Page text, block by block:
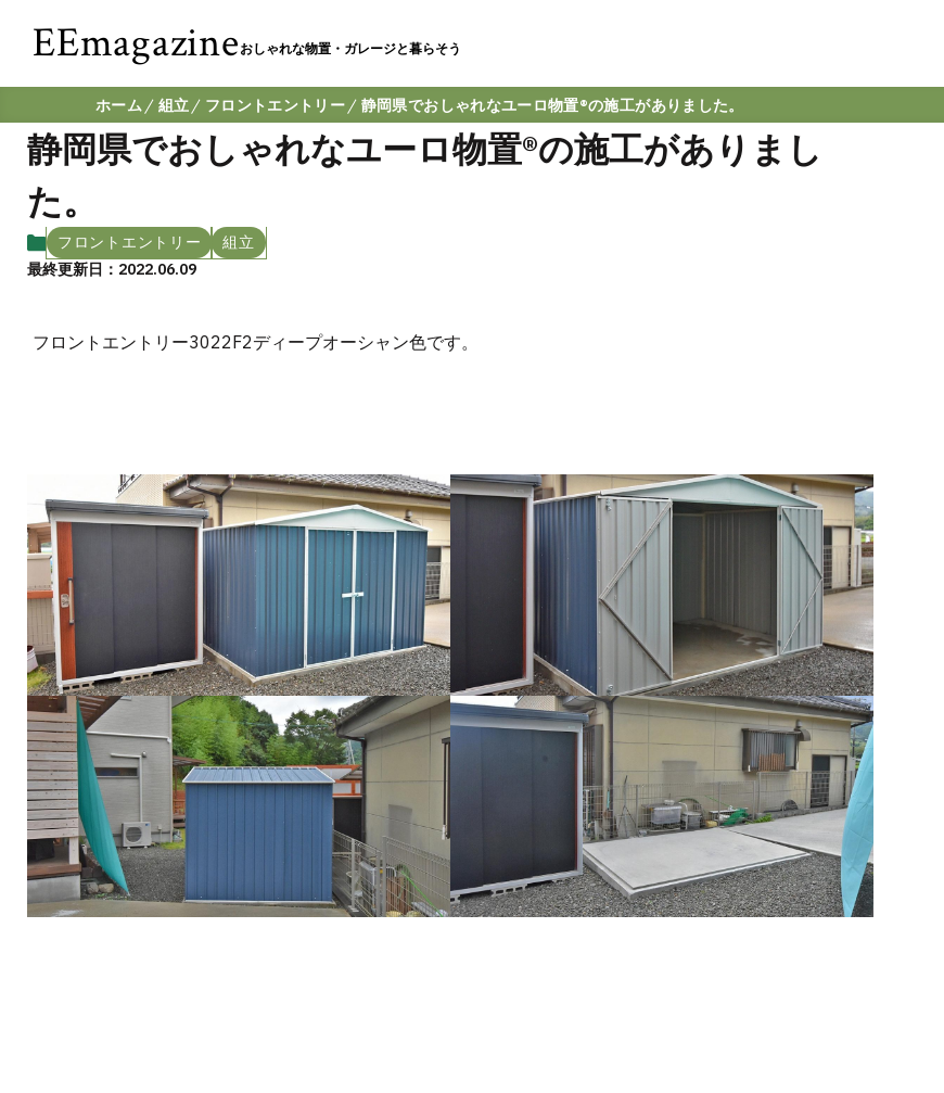
EEmagazine おしゃれな物置・ガレージと暮らそう
ホーム 組立 フロントエントリー 静岡県でおしゃれなユーロ物置®の施工がありました。
静岡県でおしゃれなユーロ物置®の施工がありまし
た。
フロントエントリー
組立
最終更新日：2022.06.09
フロントエントリー3022F2ディープオーシャン色です。